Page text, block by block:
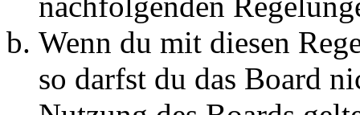
Wenn du mit diesen
so darfst du das Board